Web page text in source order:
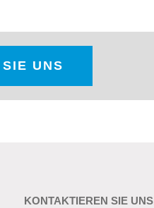
UNS
KONTAKTIEREN SIE UNS